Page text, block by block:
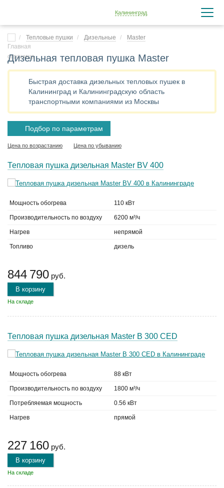
Калининград
Тепловые пушки Дизельные Master
Дизельная тепловая пушка Master
Быстрая доставка дизельных тепловых пушек в
Калининград и Калининградскую область
транспортными компаниями из Москвы
Подбор по параметрам
Цена по возрастанию Цена по убыванию
Тепловая пушка дизельная Master BV 400
Мощность обогрева 110 кВт
Производительность по воздуху 6200 м³/ч
Нагрев непрямой
Топливо дизель
844 790 руб.
В корзину
На складе
Тепловая пушка дизельная Master B 300 CED
Мощность обогрева 88 кВт
Производительность по воздуху 1800 м³/ч
Потребляемая мощность 0.56 кВт
Нагрев прямой
227 160 руб.
В корзину
На складе